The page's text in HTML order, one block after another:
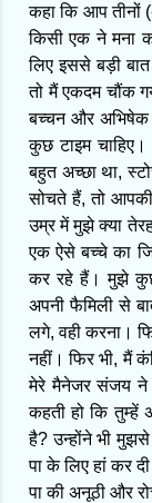
कहा कि आप तीनों
किसी एक ने मना
लिए इससे बड़ी
तो मैं एकदम चौंक
बच्चन और अभिषेक
कुछ टाइम
बहुत अच्छा था,
सोचते हैं, तो
उम्र में मुझे क्या
एक ऐसे बच्चे का
कर रहे हैं। मुझे कुछ
अपनी फैमिली से
लगे, वही करना।
नहीं। फिर भी, मैं
मेरे मैनेजर संजय ने
कहती हो कि
है? उन्होंने भी
पा के लिए हां कर
पा की अनूठी और